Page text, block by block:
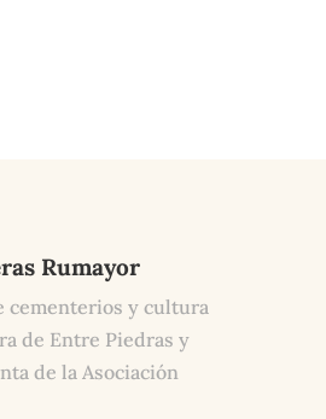
Rumayor
cementerios y cultura
de Entre Piedras y
de la Asociación